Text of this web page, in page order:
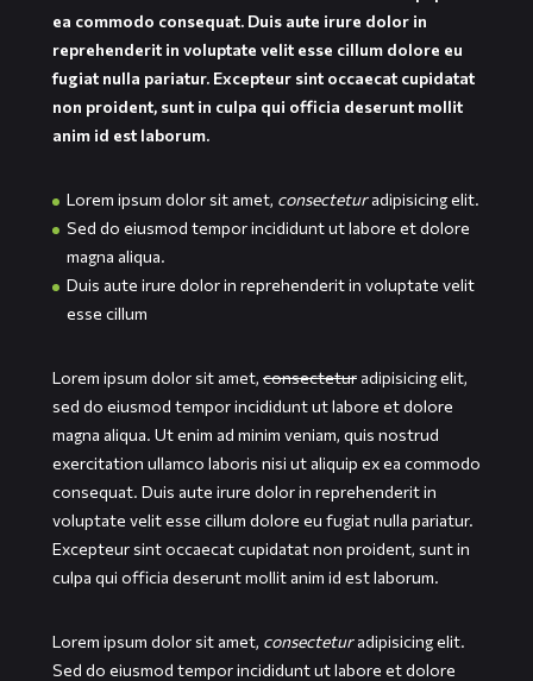
ea commodo consequat. Duis aute irure dolor in
reprehenderit in voluptate velit esse cillum dolore eu
fugiat nulla pariatur. Excepteur sint occaecat cupidatat
non proident, sunt in culpa qui officia deserunt mollit
anim id est laborum.
Lorem ipsum dolor sit amet, consecteturadipisicing elit.
Sed do eiusmod tempor incididunt ut labore et dolore
magna aliqua.
Duis aute irure dolor in reprehenderit in voluptate velit
esse cillum
Lorem ipsum dolor sit amet, consectetur adipisicing elit,
sed do eiusmod tempor incididunt ut labore et dolore
magna aliqua. Ut enim ad minim veniam, quis nostrud
exercitation ullamco laboris nisi ut aliquip ex ea commodo
consequat. Duis aute irure dolor in reprehenderit in
voluptate velit esse cillum dolore eu fugiat nulla pariatur.
Excepteur sint occaecat cupidatat non proident, sunt in
culpa qui officia deserunt mollit anim id est laborum.
Lorem ipsum dolor sit amet, consecteturadipisicing elit.
Sed do eiusmod tempor incididunt ut labore et dolore